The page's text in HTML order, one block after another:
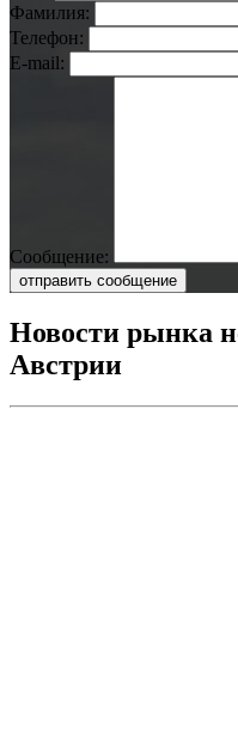
Фамилия:
Телефон:
E-mail:
Сообщение:
отправить сообщение
Новости рынка
Австрии